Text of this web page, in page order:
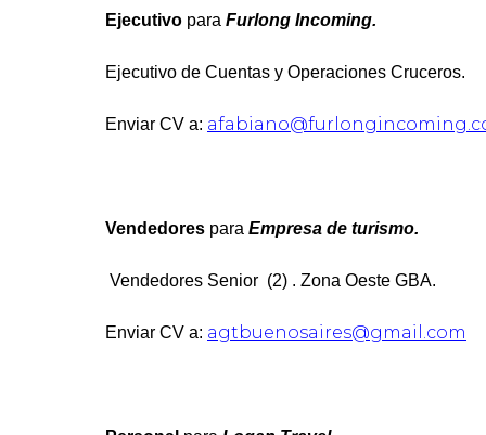
Ejecutivo para Furlong Incoming.
Ejecutivo de Cuentas y Operaciones Cruceros.
Enviar CV a:
Vendedores para Empresa de turismo.
Vendedores Senior (2) . Zona Oeste GBA.
Enviar CV a: agtbuenosaires@gmail.com